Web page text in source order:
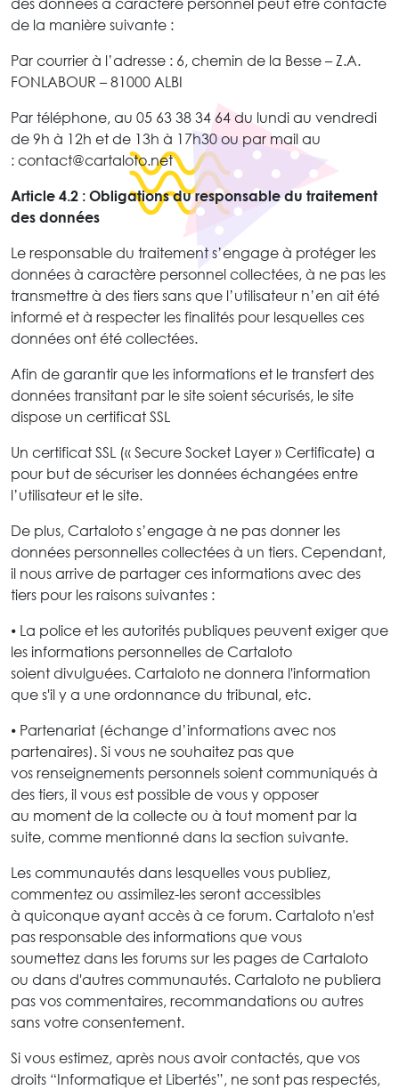
des données à caractère personnel peut être contacté
de la manière suivante :
Par courrier à l’adresse : 6, chemin de la Besse – Z.A.
FONLABOUR – 81000 ALBI
Par téléphone, au 05 63 38 34 64 du lundi au vendredi
de 9h à 12h et de 13h à 17h30 ou par mail au
: contact@cartaloto.net
Article 4.2 : Obligations du responsable du traitement
des données
Le responsable du traitement s’engage à protéger les
données à caractère personnel collectées, à ne pas les
transmettre à des tiers sans que l’utilisateur n’en ait été
informé et à respecter les finalités pour lesquelles ces
données ont été collectées.
Afin de garantir que les informations et le transfert des
données transitant par le site soient sécurisés, le site
dispose un certificat SSL
Un certificat SSL (« Secure Socket Layer » Certificate) a
pour but de sécuriser les données échangées entre
l’utilisateur et le site.
De plus, Cartaloto s’engage à ne pas donner les
données personnelles collectées à un tiers. Cependant,
il nous arrive de partager ces informations avec des
tiers pour les raisons suivantes :
⦁ La police et les autorités publiques peuvent exiger que
les informations personnelles de Cartaloto
soient divulguées. Cartaloto ne donnera l'information
que s'il y a une ordonnance du tribunal, etc.
⦁ Partenariat (échange d’informations avec nos
partenaires). Si vous ne souhaitez pas que
vos renseignements personnels soient communiqués à
des tiers, il vous est possible de vous y opposer
au moment de la collecte ou à tout moment par la
suite, comme mentionné dans la section suivante.
Les communautés dans lesquelles vous publiez,
commentez ou assimilez-les seront accessibles
à quiconque ayant accès à ce forum. Cartaloto n'est
pas responsable des informations que vous
soumettez dans les forums sur les pages de Cartaloto
ou dans d'autres communautés. Cartaloto ne publiera
pas vos commentaires, recommandations ou autres
sans votre consentement.
Si vous estimez, après nous avoir contactés, que vos
droits “Informatique et Libertés”, ne sont pas respectés,